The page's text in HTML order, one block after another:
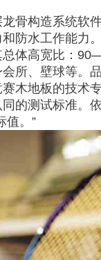
骨构造系统软
防水工作能力
体高宽比：
所、壁球等。
木地板的技术
的测试标准。
值。”